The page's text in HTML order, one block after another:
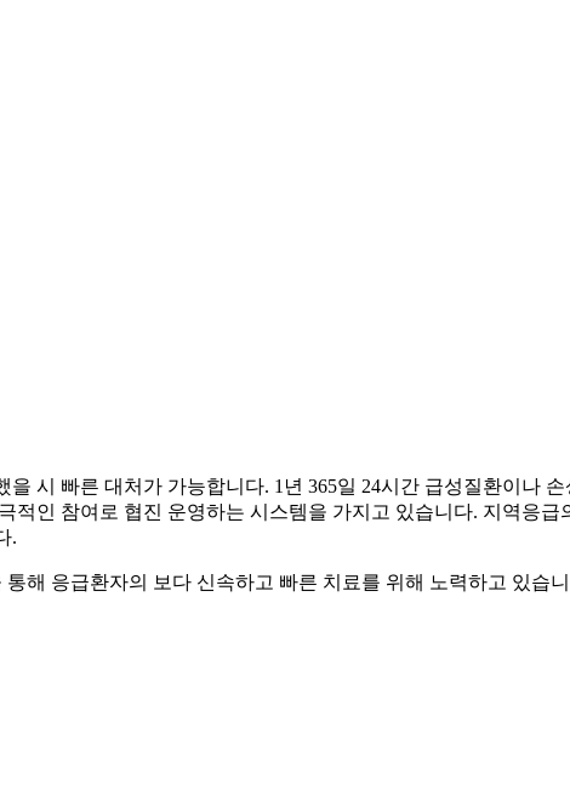
을 시 빠른 대처가 가능합니다. 1년 365일 24시간 급성질환이나
적인 참여로 협진 운영하는 시스템을 가지고 있습니다. 지역응급
.
통해 응급환자의 보다 신속하고 빠른 치료를 위해 노력하고 있습